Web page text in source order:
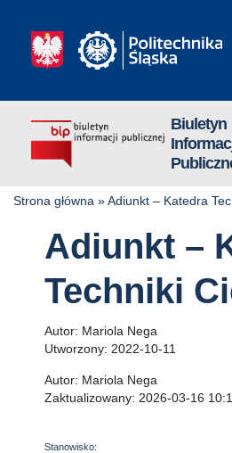
Biuletyn
Strona główna »Adiunkt – Katedra
Adiunkt –
Techniki
Autor: Mariola Nega
Utworzony: 2022-10-11
Autor: Mariola Nega
Zaktualizowany: 2026-03-16
Stanowisko: